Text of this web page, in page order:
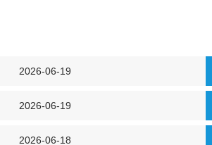
2026-06-19
2026-06-19
2026-06-18